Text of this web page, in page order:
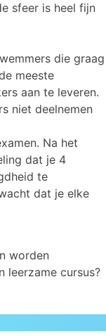
sfeer is heel fijn
die graag
meeste
aan te leveren.
niet deelnemen
Na het
dat je 4
te
dat je elke
worden
leerzame cursus?